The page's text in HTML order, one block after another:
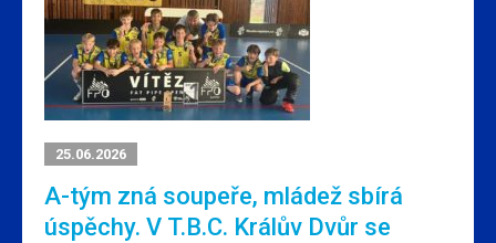
25.06.2026
A-tým zná soupeře, mládež sbírá
úspěchy. V T.B.C. Králův Dvůr se